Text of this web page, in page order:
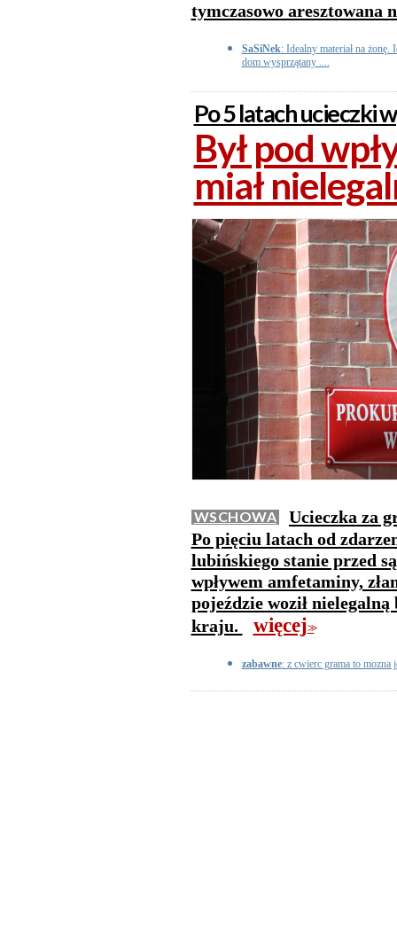
tymczasowo aresztowana
SaSiNek: Idealny materiał na żonę.
dom wysprzątany ....
Po 5 latach ucieczki
Był pod
miał
WSCHOWA
Ucieczka za
Po pięciu latach od
lubińskiego stanie przed
wpływem amfetaminy,
pojeździe woził
kraju.
więcej>>
zabawne: z cwierc grama to mozna